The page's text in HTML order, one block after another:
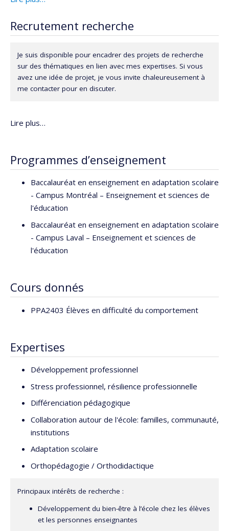
perspective psychopédagogique et portent principalement
sur le bien-être, l’épuisement professionnel et les relations
interpersonnelles (p. ex. le soutien social et la contagion
émotionnelle) entre les personnes enseignantes. En
adoptant une approche systémique, elle s’intéresse plus
largement à la relation éducative et aux obstacles
étudier le développement du bien-être des élèves ainsi
Recrutement recherche
Je suis disponible pour encadrer des projets de recherche
sur des thématiques en lien avec mes expertises. Si vous
avez une idée de projet, je vous invite chaleureusement à
me contacter pour en discuter.
Lire plus…
Programmes d’enseignement
Baccalauréat en enseignement en adaptation scolaire
- Campus Montréal – Enseignement et sciences de
l'éducation
Baccalauréat en enseignement en adaptation scolaire
- Campus Laval – Enseignement et sciences de
l'éducation
Cours donnés
PPA2403 Élèves en difficulté du comportement
Expertises
Développement professionnel
Stress professionnel, résilience professionnelle
Différenciation pédagogique
Collaboration autour de l'école: familles, communauté,
institutions
Adaptation scolaire
Orthopédagogie / Orthodidactique
Principaux intérêts de recherche :
Développement du bien-être à l’école chez les élèves
et les personnes enseignantes